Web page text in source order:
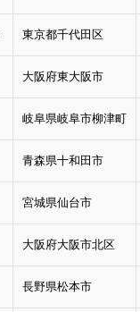
東京都千代田区
大阪府東大阪市
岐阜県岐阜市柳津町
青森県十和田市
宮城県仙台市
大阪府大阪市北区
長野県松本市